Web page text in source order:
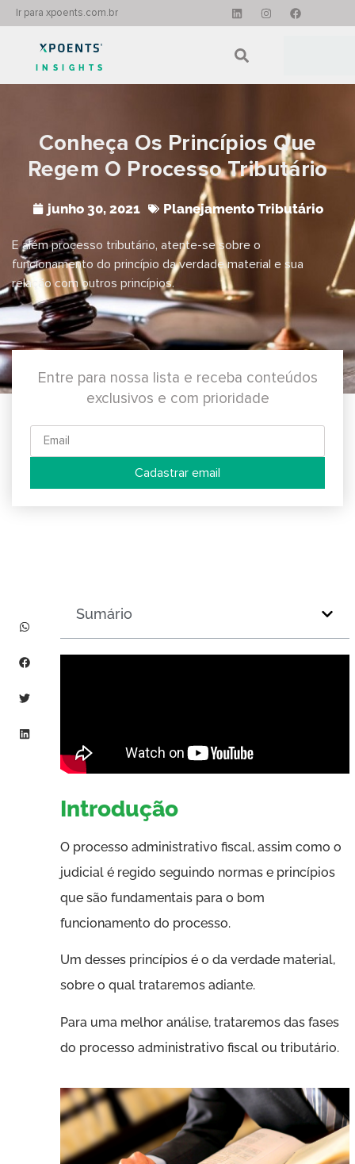
Ir para xpoents.com.br
INSIGHTS
Conheça Os Princípios Que
Regem O Processo Tributário
junho 30, 2021 Planejamento Tributário
E além processo tributário, atente-se sobre o
funcionamento do princípio da verdade material e sua
relação com outros princípios.
Entre para nossa lista e receba conteúdos
exclusivos e com prioridade
Cadastrar email
Sumário
Introdução
O processo administrativo fiscal, assim como o
judicial é regido seguindo normas e princípios
que são fundamentais para o bom
funcionamento do processo.
Um desses princípios é o da verdade material,
sobre o qual trataremos adiante.
Para uma melhor análise, trataremos das fases
do processo administrativo fiscal ou tributário.